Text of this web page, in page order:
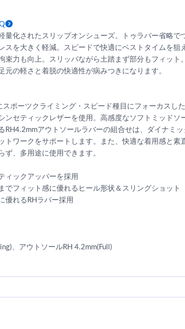
量化されたスリップオンシューズ。トゥラバー省略で
スを大きく軽減。スピードで快適にベストタイムを狙
束力も向上。スリッパながら土踏まず部分もフィット
元の軽さと着脱の快適性が病みつきになります。
ポーツクライミング・スピード種目にフォーカスし
ンセティックレザーを使用。高感度なソフトミッドソ
RH4.2mmアウトソールラバーの組合せは、ダイナミ
トワークをサポートします。また、快適な着用感と素
ず、多用途に使用できます。
ィックアッパーを採用
でフィット感に優れるヒール形状＆スリングショット
優れるRHラバー採用
、アウトソールRH 4.2mm(Full)